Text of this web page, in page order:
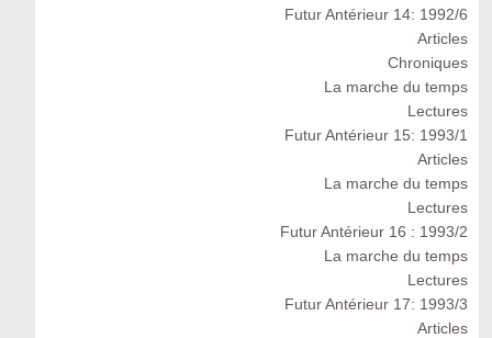
Futur Antérieur 14: 1992/6
Articles
Chroniques
La marche du temps
Lectures
Futur Antérieur 15: 1993/1
Articles
La marche du temps
Lectures
Futur Antérieur 16 : 1993/2
La marche du temps
Lectures
Futur Antérieur 17: 1993/3
Articles